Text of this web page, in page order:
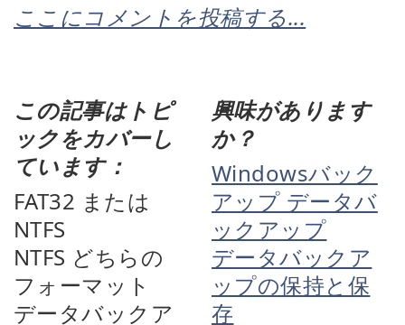
ここにコメントを投稿する...
この記事はトピ
ックをカバーし
ています：
FAT32 または
NTFS
NTFS どちらの
フォーマット
データバックア
興味があります
か？
Windowsバック
アップ データバ
ックアップ
データバックア
ップの保持と保
存